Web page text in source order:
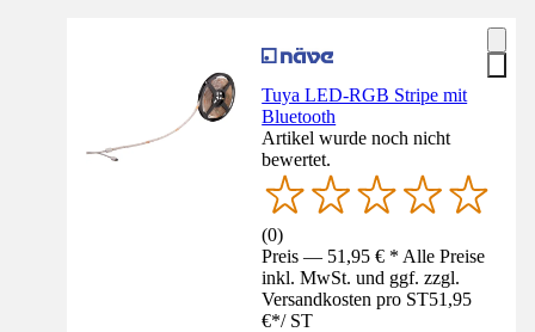
Tuya LED-RGB Stripe mit
Bluetooth
Artikel wurde noch nicht
bewertet.
(0)
Preis — 51,95 € * Alle Preise
inkl. MwSt. und ggf. zzgl.
Versandkosten pro ST51,95
€*/ ST